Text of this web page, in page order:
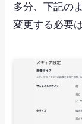
多分、下記の
変更する必要